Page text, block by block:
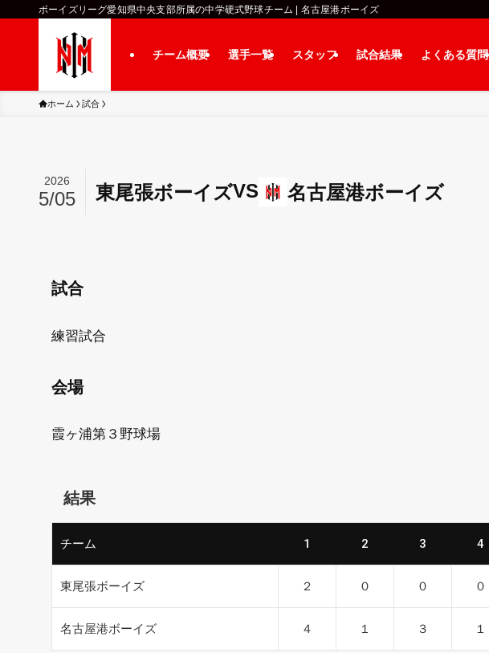
ボーイズリーグ愛知県中央支部所属の中学硬式野球チーム | 名古屋港ボーイズ
チーム概要 選手一覧 スタッフ 試合結果 よくある質問
ホーム 試合
東尾張ボーイズVS 名古屋港ボーイズ
2026
5/05
試合
練習試合
会場
霞ヶ浦第３野球場
結果
チーム 1 2 3 4
東尾張ボーイズ ２ ０ ０ ０
名古屋港ボーイズ ４ １ ３ １